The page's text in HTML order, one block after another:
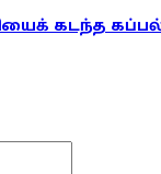
கடந்த